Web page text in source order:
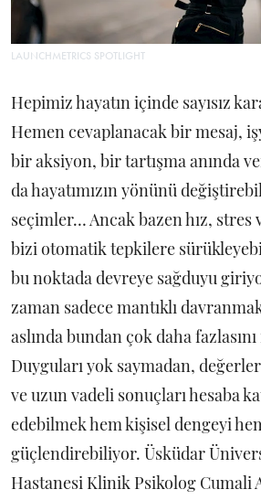
LAUNCHMETRICS SPOTLIGHT
Hepimiz hayatın içinde sayısız
Hemen cevaplanacak bir mesaj,
bir aksiyon, bir tartışma anında
da hayatımızın yönünü
seçimler… Ancak bazen hız, stres
bizi otomatik tepkilere
bu noktada devreye sağduyu
zaman sadece mantıklı
aslında bundan çok daha
Duyguları yok saymadan,
ve uzun vadeli sonuçları hesaba
edebilmek hem kişisel dengeyi
güçlendirebiliyor. Üsküdar
Hastanesi Klinik Psikolog Cumali